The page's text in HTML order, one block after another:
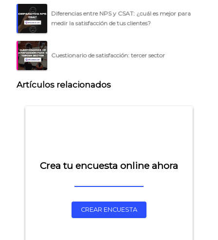
Diferencias entre NPS y CSAT: ¿cuál es mejor para
medir la satisfacción de tus clientes?
Cuestionario de satisfacción: tercer sector
Artículos relacionados
Crea tu encuesta online ahora
CREAR ENCUESTA